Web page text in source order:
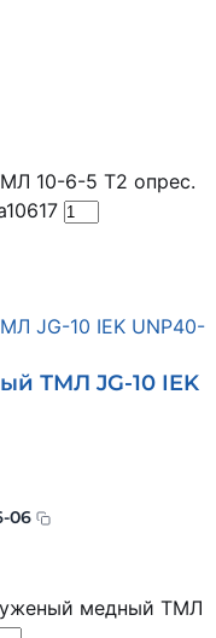
10-6-5 Т2 опрес.
ТМЛ JG-10 IEK
06
медный ТМЛ